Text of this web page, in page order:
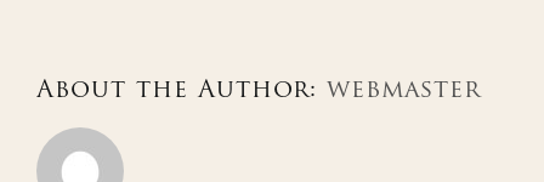
About the Author: webmaster